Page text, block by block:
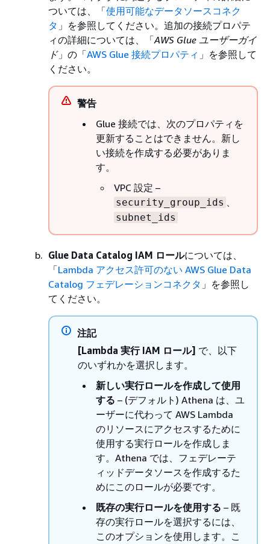
ついては、「使用可能なデータソースコネク
タ 」を参照してください。追加の接続プロパテ
ィの詳細については、「AWS Glue ユーザーガイ
ド」の「AWS Glue 接続プロパティ 」を参照して
ください。
警告
Glue 接続では、次のプロパティを
更新することはできません。新し
い接続を作成する必要がありま
す。
VPC 設定 –
security_group_ids 、
subnet_ids
Glue Data Catalog IAM ロールについては、
「Lambda アクセス許可のない AWS Glue Data
Catalog フェデレーションコネクタ 」を参照し
てください。
注記
[Lambda 実行 IAM ロール] で、以下
のいずれかを選択します。
新しい実行ロールを作成して使用
する – (デフォルト) Athena は、ユ
ーザーに代わって AWS Lambda
のリソースにアクセスするために
使用する実行ロールを作成しま
す。Athena では、フェデレーテ
ィッドデータソースを作成するた
めにこのロールが必要です。
既存の実行ロールを使用する – 既
存の実行ロールを選択するには、
このオプションを使用します。こ